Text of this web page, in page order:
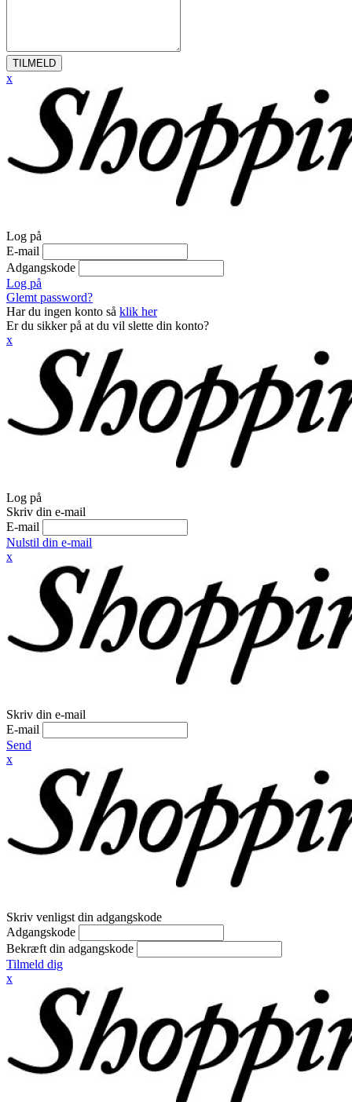
TILMELD
x
Log på
E-mail
Adgangskode
Log på
Glemt password?
Har du ingen konto så klik her
Er du sikker på at du vil slette din konto?
x
Log på
Skriv din e-mail
E-mail
Nulstil din e-mail
x
Skriv din e-mail
E-mail
Send
x
Skriv venligst din adgangskode
Adgangskode
Bekræft din adgangskode
Tilmeld dig
x